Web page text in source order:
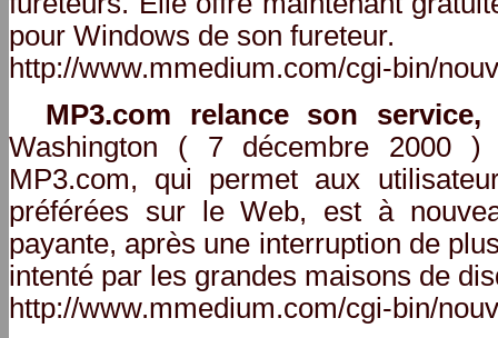
pour Windows de son fureteur.
http://www.mmedium.com/cgi-bin/
MP3.com relance son
Washington ( 7 décembre 2000
MP3.com, qui permet aux
préférées sur le Web, est à
payante, après une interruption de
intenté par les grandes maisons de
http://www.mmedium.com/cgi-bin/